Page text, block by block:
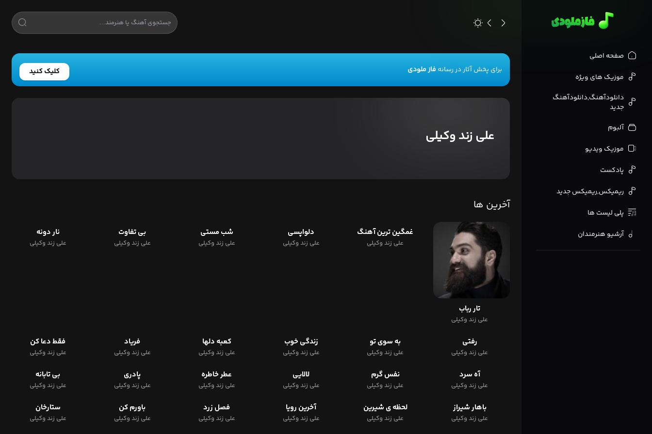
صفحه اصلی
موزیک های ویژه
دانلودآهنگ,دانلودآهنگ
جدید
آلبوم
موزیک ویدیو
پادکست
ریمیکس,ریمیکس جدید
پلی لیست ها
آرشیو هنرمندان
برای پخش آثار در رسانهفاز ملودی کلیک کنید
علی زند وکیلی
آخرین ها
تار رباب
علی زند وکیلی
غمگین ترین آهنگ
علی زند وکیلی
دلواپسی
علی زند وکیلی
شب مستی
علی زند وکیلی
بی تفاوت
علی زند وکیلی
نار دونه
علی زند وکیلی
رفتی
علی زند وکیلی
به سوی تو
علی زند وکیلی
زندگی خوب
علی زند وکیلی
کعبه دلها
علی زند وکیلی
فریاد
علی زند وکیلی
فقط دعا کن
علی زند وکیلی
آه سرد
علی زند وکیلی
نفس گرم
علی زند وکیلی
لالایی
علی زند وکیلی
عطر خاطره
علی زند وکیلی
پادری
علی زند وکیلی
بی تابانه
علی زند وکیلی
باهار شیراز
علی زند وکیلی
لحظه ی شیرین
علی زند وکیلی
آخرین رویا
علی زند وکیلی
فصل زرد
علی زند وکیلی
باورم کن
علی زند وکیلی
ستارخان
علی زند وکیلی